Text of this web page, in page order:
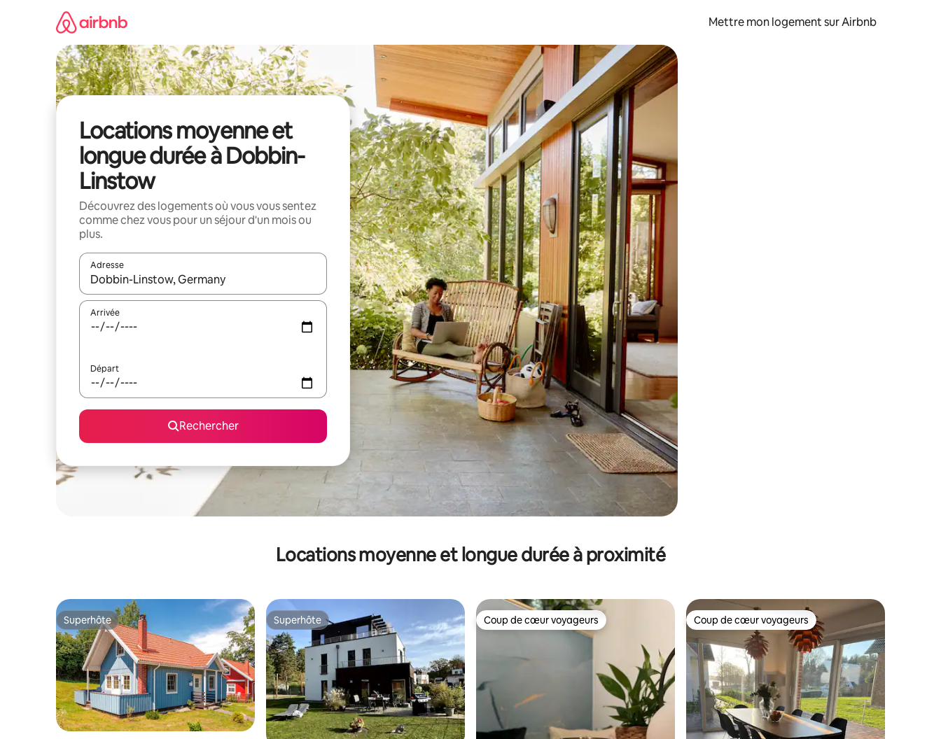
Mettre mon logement sur Airbnb
Locations moyenne et
longue durée à Dobbin-
Linstow
Découvrez des logements où vous vous sentez
comme chez vous pour un séjour d'un mois ou
plus.
Adresse
Lorsque les résultats s'affichent, utilisez les flèches vers le haut et vers le bas pour les parcourir ou en appuyant et en faisant glisser.
Arrivée
Départ
Rechercher
Locations moyenne et longue durée à proximité
Superhôte
Superhôte Superhôte
Superhôte Coup de cœur voyageurs
Coup de cœur voyageurs Coup de cœur voyageurs
Coup de cœur voyageurs